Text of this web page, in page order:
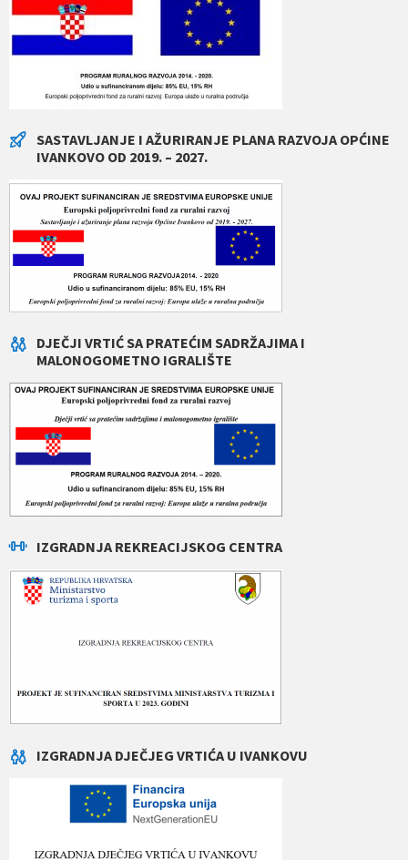
SASTAVLJANJE I AŽURIRANJE PLANA RAZVOJA OPĆINE
IVANKOVO OD 2019. – 2027.
DJEČJI VRTIĆ SA PRATEĆIM SADRŽAJIMA I
MALONOGOMETNO IGRALIŠTE
IZGRADNJA REKREACIJSKOG CENTRA
IZGRADNJA DJEČJEG VRTIĆA U IVANKOVU